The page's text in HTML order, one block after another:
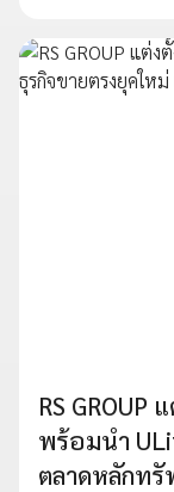
RS GROUP
พร้อมนำ
ตลาดหลักท